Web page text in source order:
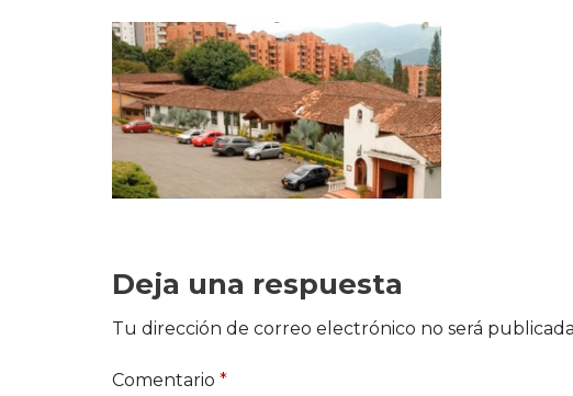
Deja una respuesta
Tu dirección de correo electrónico no será
Comentario *